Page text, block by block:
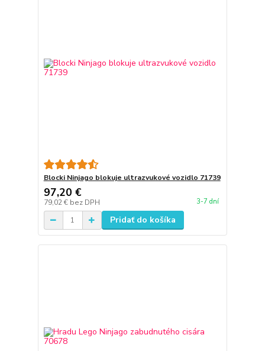
Blocki Ninjago blokuje ultrazvukové vozidlo 71739
97,20 €
79,02 € bez DPH 3-7 dní
Pridať do košíka